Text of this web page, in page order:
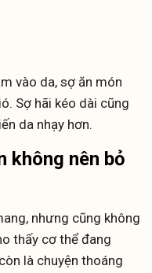
vào da, sợ ăn món
Sợ hãi kéo dài cũng
da nhạy hơn.
không nên bỏ
nhưng cũng không
thấy cơ thể đang
là chuyện thoáng